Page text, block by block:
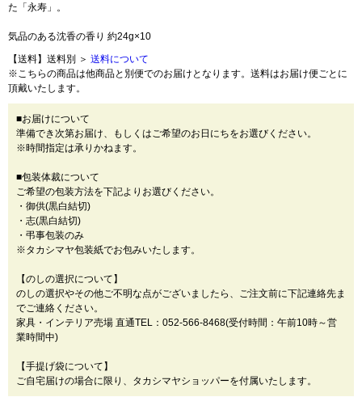
た「永寿」。
気品のある沈香の香り 約24g×10
【送料】送料別 ＞ 送料について
※こちらの商品は他商品と別便でのお届けとなります。送料はお届け便ごとに
頂戴いたします。
■お届けについて
準備でき次第お届け、もしくはご希望のお日にちをお選びください。
※時間指定は承りかねます。
■包装体裁について
ご希望の包装方法を下記よりお選びください。
・御供(黒白結切)
・志(黒白結切)
・弔事包装のみ
※タカシマヤ包装紙でお包みいたします。
【のしの選択について】
のしの選択やその他ご不明な点がございましたら、ご注文前に下記連絡先ま
でご連絡ください。
家具・インテリア売場 直通TEL：052-566-8468(受付時間：午前10時～営
業時間中)
【手提げ袋について】
ご自宅届けの場合に限り、タカシマヤショッパーを付属いたします。